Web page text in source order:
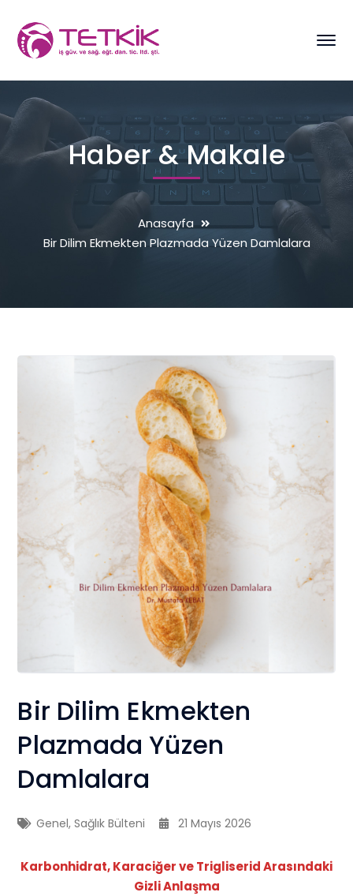
Haber & Makale
Anasayfa
Bir Dilim Ekmekten Plazmada Yüzen Damlalara
Bir Dilim Ekmekten
Plazmada Yüzen
Damlalara
Genel,Sağlık Bülteni 21 Mayıs 2026
Karbonhidrat, Karaciğer ve Trigliserid Arasındaki
Gizli Anlaşma